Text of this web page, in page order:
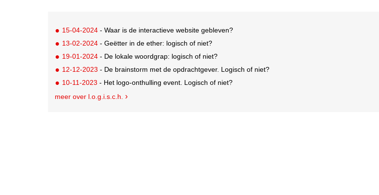
15-04-2024 - Waar is de interactieve website gebleven?
13-02-2024 - Geëtter in de ether: logisch of niet?
19-01-2024 - De lokale woordgrap: logisch of niet?
12-12-2023 - De brainstorm met de opdrachtgever. Logisch of niet?
10-11-2023 - Het logo-onthulling event. Logisch of niet?
meer over l.o.g.i.s.c.h.